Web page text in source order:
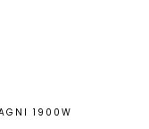
1900W